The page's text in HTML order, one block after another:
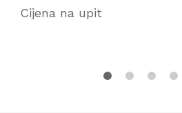
Cijena na upit